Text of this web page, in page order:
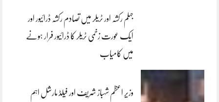
جہلم رکشہ اور ٹریلر میں تصادم رکشہ ڈرائیور اور
ایک عورت زخمی ٹریلر کا ڈرائیور فرار ہونے
میں کامیاب
وزیر اعظم شہباز شریف اور فیلڈ مارشل اہم